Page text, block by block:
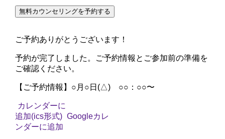
無料カウンセリングを予約する
ご予約ありがとうございます！
予約が完了しました。 ご予約情報 と ご参加前の準備を
ご確認ください。
【ご予約情報】 ○月○日(△) ○○：○○〜
カレンダーに
追加(ics形式) Googleカレ
ンダーに追加